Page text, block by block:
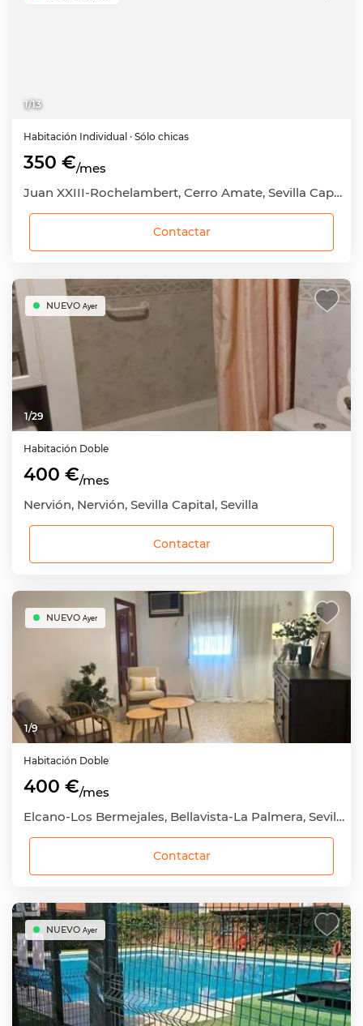
1/13
Habitación Individual · Sólo chicas
350 €/mes
Juan XXIII-Rochelambert, Cerro Amate, Sevilla Capital, Sevilla
Contactar
1/29
NUEVO Ayer
Habitación Doble
400 €/mes
Nervión, Nervión, Sevilla Capital, Sevilla
Contactar
1/9
NUEVO Ayer
Habitación Doble
400 €/mes
Elcano-Los Bermejales, Bellavista-La Palmera, Sevilla Capital, Sevilla
Contactar
NUEVO Ayer